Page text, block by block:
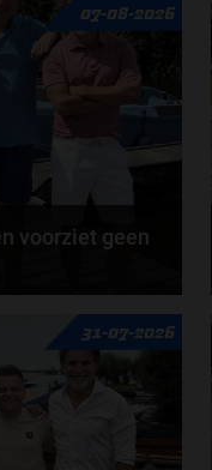
07-08-2026
voorziet geen
1-team, de FIA en
op één lijn en...31-07-2026